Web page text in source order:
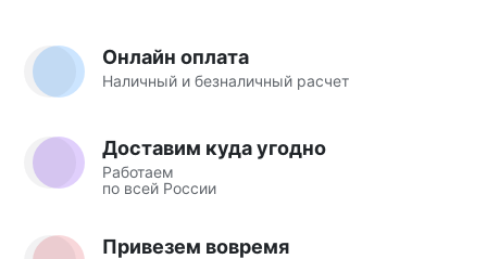
Онлайн оплата
Наличный и безналичный расчет
Доставим куда угодно
Работаем
по всей России
Привезем вовремя